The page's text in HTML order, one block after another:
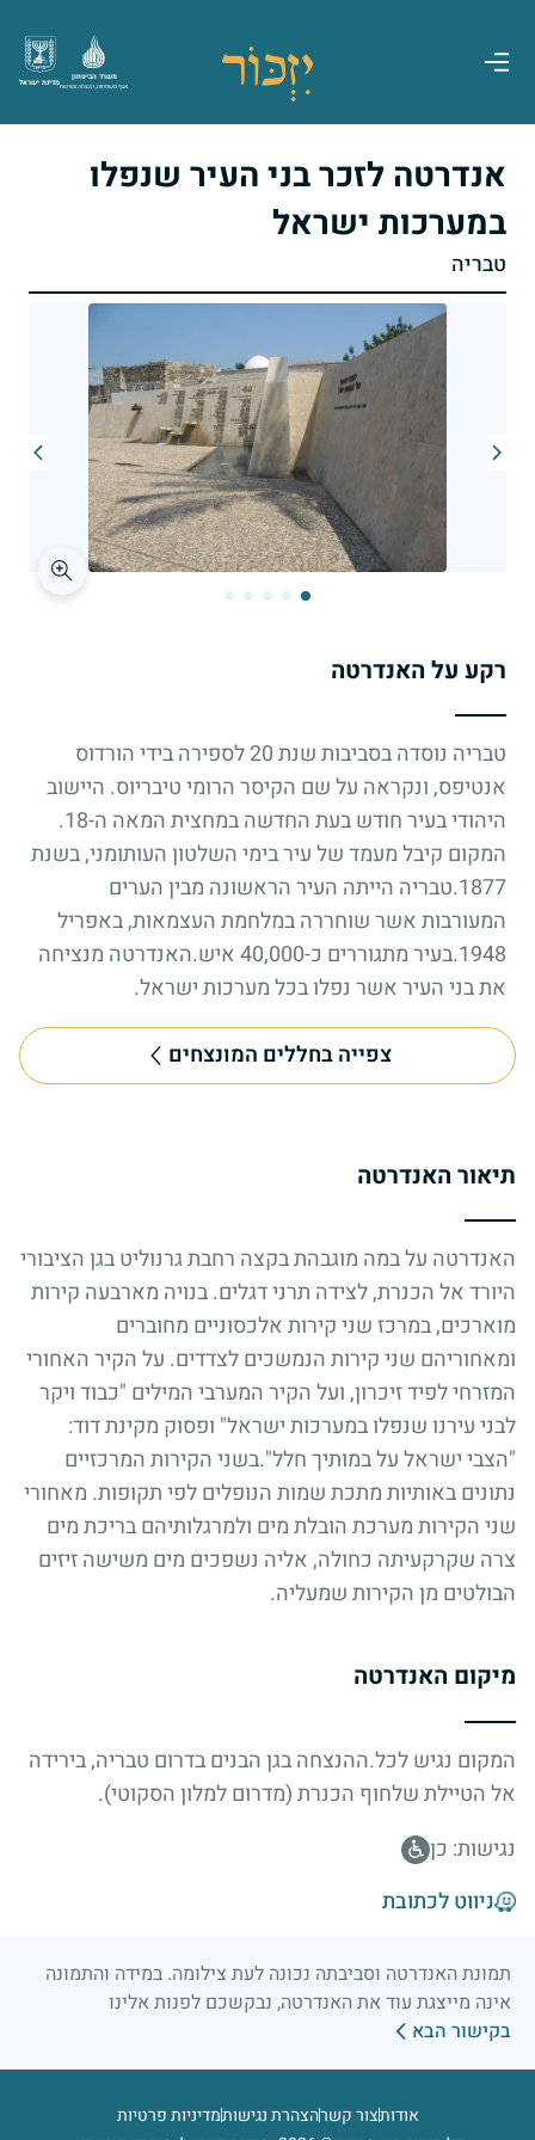
מדינת ישראל
משרד הביטחון
אגף משפחות, הנצחה ומורשת
אנדרטה לזכר בני העיר שנפלו
במערכות ישראל
טבריה
רקע על האנדרטה
טבריה נוסדה בסביבות שנת 20 לספירה בידי הורדוס
אנטיפס, ונקראה על שם הקיסר הרומי טיבריוס. היישוב
היהודי בעיר חודש בעת החדשה במחצית המאה ה-18.
המקום קיבל מעמד של עיר בימי השלטון העותומני, בשנת
1877.טבריה הייתה העיר הראשונה מבין הערים
המעורבות אשר שוחררה במלחמת העצמאות, באפריל
1948.בעיר מתגוררים כ-40,000 איש.האנדרטה מנציחה
את בני העיר אשר נפלו בכל מערכות ישראל.
צפייה בחללים המונצחים
תיאור האנדרטה
האנדרטה על במה מוגבהת בקצה רחבת גרנוליט בגן הציבורי
היורד אל הכנרת, לצידה תרני דגלים. בנויה מארבעה קירות
מוארכים, במרכז שני קירות אלכסוניים מחוברים
ומאחוריהם שני קירות הנמשכים לצדדים. על הקיר האחורי
המזרחי לפיד זיכרון, ועל הקיר המערבי המילים "כבוד ויקר
לבני עירנו שנפלו במערכות ישראל" ופסוק מקינת דוד:
"הצבי ישראל על במותיך חלל".בשני הקירות המרכזיים
נתונים באותיות מתכת שמות הנופלים לפי תקופות. מאחורי
שני הקירות מערכת הובלת מים ולמרגלותיהם בריכת מים
צרה שקרקעיתה כחולה, אליה נשפכים מים משישה זיזים
הבולטים מן הקירות שמעליה.
מיקום האנדרטה
המקום נגיש לכל.ההנצחה בגן הבנים בדרום טבריה, בירידה
אל הטיילת שלחוף הכנרת (מדרום למלון הסקוטי).
נגישות: כן
ניווט לכתובת
תמונת האנדרטה וסביבתה נכונה לעת צילומה. במידה והתמונה
אינה מייצגת עוד את האנדרטה, נבקשכם לפנות אלינו
בקישור הבא
אודותצור קשרהצהרת נגישותמדיניות פרטיות